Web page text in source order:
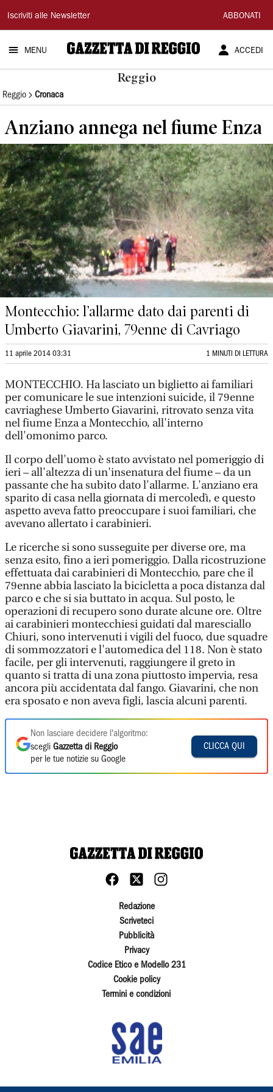
Gazzetta
di
Reggio
Iscriviti alle Newsletter ABBONATI
MENU ACCEDI
Reggio
Reggio Cronaca
Anziano annega nel fiume Enza
Montecchio: l’allarme dato dai parenti di
Umberto Giavarini, 79enne di Cavriago
11 aprile 2014 03:31 1 MINUTI DI LETTURA
MONTECCHIO. Ha lasciato un biglietto ai familiari
per comunicare le sue intenzioni suicide, il 79enne
cavriaghese Umberto Giavarini, ritrovato senza vita
nel fiume Enza a Montecchio, all'interno
dell'omonimo parco.
Il corpo dell'uomo è stato avvistato nel pomeriggio di
ieri – all'altezza di un'insenatura del fiume – da un
passante che ha subito dato l'allarme. L'anziano era
sparito di casa nella giornata di mercoledì, e questo
aspetto aveva fatto preoccupare i suoi familiari, che
avevano allertato i carabinieri.
Le ricerche si sono susseguite per diverse ore, ma
senza esito, fino a ieri pomeriggio. Dalla ricostruzione
effettuata dai carabinieri di Montecchio, pare che il
79enne abbia lasciato la bicicletta a poca distanza dal
parco e che si sia buttato in acqua. Sul posto, le
operazioni di recupero sono durate alcune ore. Oltre
ai carabinieri montecchiesi guidati dal maresciallo
Chiuri, sono intervenuti i vigili del fuoco, due squadre
di sommozzatori e l'automedica del 118. Non è stato
facile, per gli intervenuti, raggiungere il greto in
quanto si tratta di una zona piuttosto impervia, resa
ancora più accidentata dal fango. Giavarini, che non
era sposato e non aveva figli, lascia alcuni parenti.
Non lasciare decidere l'algoritmo:
scegli Gazzetta di Reggio
per le tue notizie su Google
CLICCA QUI
Redazione
Scriveteci
Pubblicità
Privacy
Codice Etico e Modello 231
Cookie policy
Termini e condizioni